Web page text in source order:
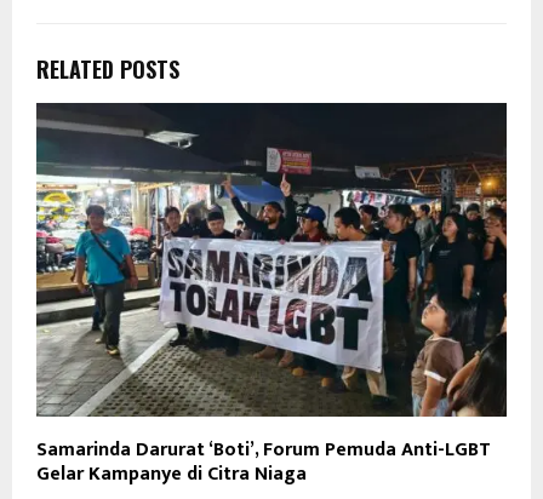
RELATED POSTS
Samarinda Darurat ‘Boti’, Forum Pemuda Anti-LGBT
Gelar Kampanye di Citra Niaga